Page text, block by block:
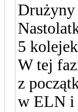
5
W tej
z
w ELN i